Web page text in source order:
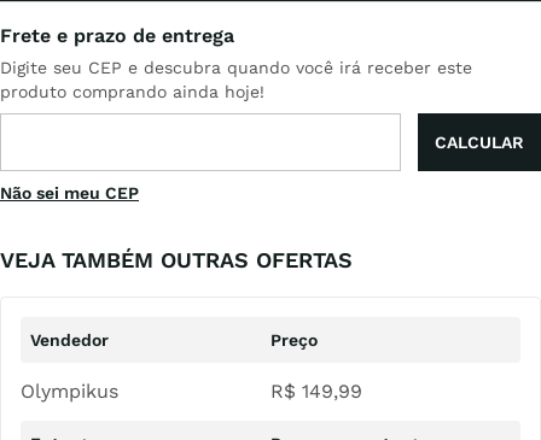
Não sei meu CEP
VEJA TAMBÉM OUTRAS OFERTAS
Olympikus R$ 149,99